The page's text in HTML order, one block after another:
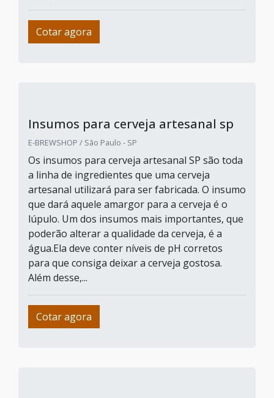
Cotar agora
Insumos para cerveja artesanal sp
E-BREWSHOP / São Paulo - SP
Os insumos para cerveja artesanal SP são toda
a linha de ingredientes que uma cerveja
artesanal utilizará para ser fabricada. O insumo
que dará aquele amargor para a cerveja é o
lúpulo. Um dos insumos mais importantes, que
poderão alterar a qualidade da cerveja, é a
água.Ela deve conter níveis de pH corretos
para que consiga deixar a cerveja gostosa.
Além desse,...
Cotar agora